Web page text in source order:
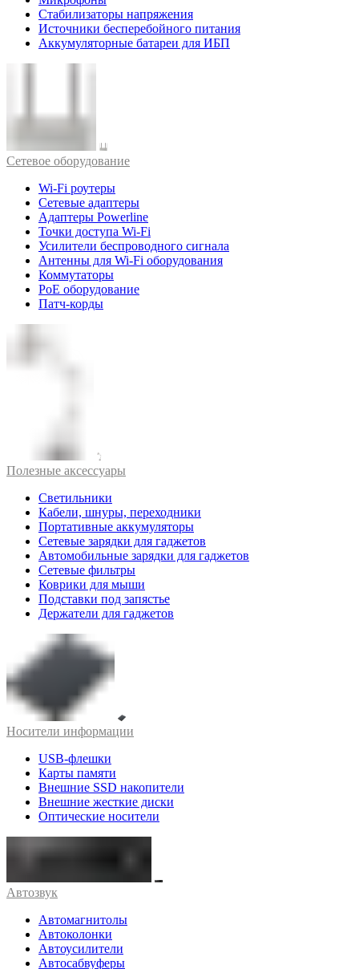
Стабилизаторы напряжения
Источники бесперебойного питания
Аккумуляторные батареи для ИБП
Cетевое оборудование
Wi-Fi роутеры
Сетевые адаптеры
Адаптеры Powerline
Точки доступа Wi-Fi
Усилители беспроводного сигнала
Антенны для Wi-Fi оборудования
Коммутаторы
PoE оборудование
Патч-корды
Полезные аксессуары
Светильники
Кабели, шнуры, переходники
Портативные аккумуляторы
Сетевые зарядки для гаджетов
Автомобильные зарядки для гаджетов
Сетевые фильтры
Коврики для мыши
Подставки под запястье
Держатели для гаджетов
Носители информации
USB-флешки
Карты памяти
Внешние SSD накопители
Внешние жесткие диски
Оптические носители
Автозвук
Автомагнитолы
Автоколонки
Автоусилители
Автосабвуферы